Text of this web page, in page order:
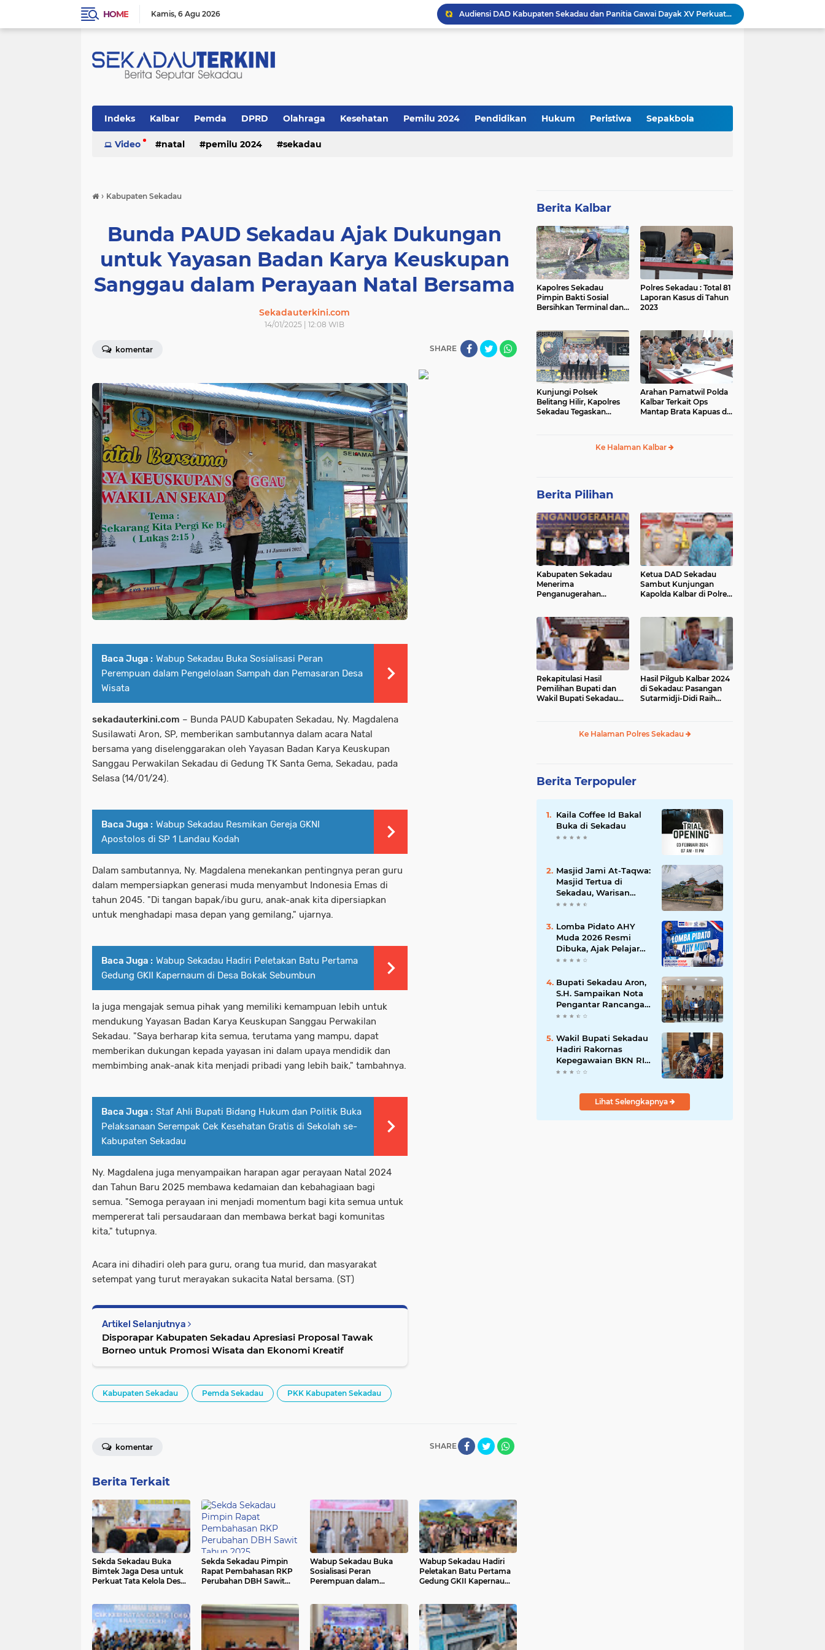
HOME Kamis 6 Agu 2026
Audiensi DAD Kabupaten Sekadau dan Panitia Gawai Dayak XV Perkuat Sinergi dengan Polres Sekadau
Jeffray Raja Tugam Apresiasi Kebijakan Bupati Sekadau Libatkan Ayah Antar Anak di Hari Pertama Sekolah
Pemaparan Penerimaan PBG, DPMPTSP Sekadau Sampaikan Evaluasi Retribusi dan Pajak Daerah
Indeks Kalbar Pemda DPRD Olahraga Kesehatan Pemilu 2024 Pendidikan Hukum Peristiwa Sepakbola
Politik Religi
Video natal pemilu 2024 sekadau
› Kabupaten Sekadau
Bunda PAUD Sekadau Ajak Dukungan
untuk Yayasan Badan Karya Keuskupan
Sanggau dalam Perayaan Natal Bersama
Sekadauterkini.com
14/01/2025 | 12:08 WIB
komentar SHARE
Baca Juga : Wabup Sekadau Buka Sosialisasi Peran
Perempuan dalam Pengelolaan Sampah dan Pemasaran Desa
Wisata
sekadauterkini.com – Bunda PAUD Kabupaten Sekadau, Ny. Magdalena
Susilawati Aron, SP, memberikan sambutannya dalam acara Natal
bersama yang diselenggarakan oleh Yayasan Badan Karya Keuskupan
Sanggau Perwakilan Sekadau di Gedung TK Santa Gema, Sekadau, pada
Selasa (14/01/24).
Baca Juga : Wabup Sekadau Resmikan Gereja GKNI
Apostolos di SP 1 Landau Kodah
Dalam sambutannya, Ny. Magdalena menekankan pentingnya peran guru
dalam mempersiapkan generasi muda menyambut Indonesia Emas di
tahun 2045. "Di tangan bapak/ibu guru, anak-anak kita dipersiapkan
untuk menghadapi masa depan yang gemilang," ujarnya.
Baca Juga : Wabup Sekadau Hadiri Peletakan Batu Pertama
Gedung GKII Kapernaum di Desa Bokak Sebumbun
Ia juga mengajak semua pihak yang memiliki kemampuan lebih untuk
mendukung Yayasan Badan Karya Keuskupan Sanggau Perwakilan
Sekadau. "Saya berharap kita semua, terutama yang mampu, dapat
memberikan dukungan kepada yayasan ini dalam upaya mendidik dan
membimbing anak-anak kita menjadi pribadi yang lebih baik," tambahnya.
Baca Juga : Staf Ahli Bupati Bidang Hukum dan Politik Buka
Pelaksanaan Serempak Cek Kesehatan Gratis di Sekolah se-
Kabupaten Sekadau
Ny. Magdalena juga menyampaikan harapan agar perayaan Natal 2024
dan Tahun Baru 2025 membawa kedamaian dan kebahagiaan bagi
semua. "Semoga perayaan ini menjadi momentum bagi kita semua untuk
mempererat tali persaudaraan dan membawa berkat bagi komunitas
kita," tutupnya.
Acara ini dihadiri oleh para guru, orang tua murid, dan masyarakat
setempat yang turut merayakan sukacita Natal bersama. (ST)
Artikel Selanjutnya
Disporapar Kabupaten Sekadau Apresiasi Proposal Tawak
Borneo untuk Promosi Wisata dan Ekonomi Kreatif
Kabupaten Sekadau Pemda Sekadau PKK Kabupaten Sekadau
SHARE
komentar
Berita Terkait
Sekda Sekadau Buka
Bimtek Jaga Desa untuk
Perkuat Tata Kelola Desa
Sekda Sekadau Pimpin
Rapat Pembahasan RKP
Perubahan DBH Sawit
Wabup Sekadau Buka
Sosialisasi Peran
Perempuan dalam
Wabup Sekadau Hadiri
Peletakan Batu Pertama
Gedung GKII Kapernaum
Berita Kalbar
Kapolres Sekadau
Pimpin Bakti Sosial
Bersihkan Terminal dan
Polres Sekadau : Total 81
Laporan Kasus di Tahun
2023
Kunjungi Polsek
Belitang Hilir, Kapolres
Sekadau Tegaskan
Arahan Pamatwil Polda
Kalbar Terkait Ops
Mantap Brata Kapuas di
Ke Halaman Kalbar
Berita Pilihan
Kabupaten Sekadau
Menerima
Penganugerahan
Publik
Ketua DAD Sekadau
Sambut Kunjungan
Kapolda Kalbar di Polres
Rekapitulasi Hasil
Pemilihan Bupati dan
Wakil Bupati Sekadau
Hasil Pilgub Kalbar 2024
di Sekadau: Pasangan
Sutarmidji-Didi Raih
Ke Halaman Polres Sekadau
Berita Terpopuler
Kaila Coffee Id Bakal
Buka di Sekadau
Masjid Jami At-Taqwa:
Masjid Tertua di
Sekadau, Warisan
Abad ke-19
Lomba Pidato AHY
Muda 2026 Resmi
Dibuka, Ajak Pelajar
Sekadau Suarakan
Depan Bangsa
Bupati Sekadau Aron,
S.H. Sampaikan Nota
Pengantar Rancangan
Awal RPJPD
2025-2045
Wakil Bupati Sekadau
Hadiri Rakornas
Kepegawaian BKN RI
di Jakarta
Lihat Selengkapnya